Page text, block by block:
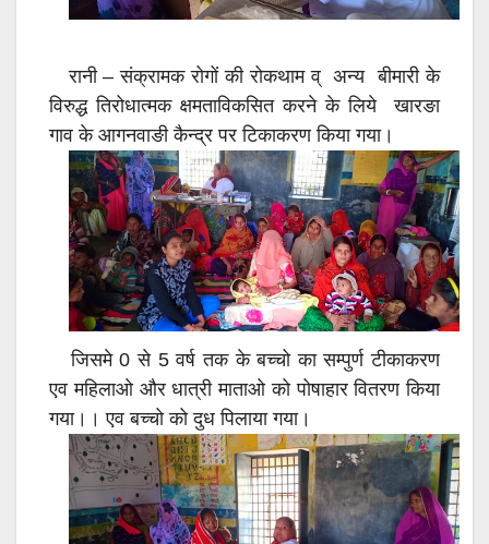
रानी – संक्रामक रोगों की रोकथाम व् अन्य बीमारी के
विरुद्ध तिरोधात्मक क्षमताविकसित करने के लिये खारङा
गाव के आगनवाङी कैन्द्र पर टिकाकरण किया गया।
जिसमे 0 से 5 वर्ष तक के बच्चो का सम्पुर्ण टीकाकरण
एव महिलाओ और धात्री माताओ को पोषाहार वितरण किया
गया।। एव बच्चो को दुध पिलाया गया।